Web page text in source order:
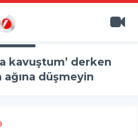
kavuştum’ derken
ağına düşmeyin